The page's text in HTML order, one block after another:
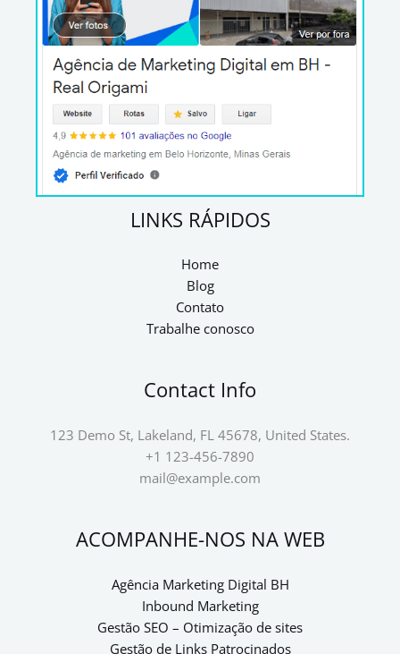
LINKS RÁPIDOS
Home
Blog
Contato
Trabalhe conosco
Contact Info
123 Demo St, Lakeland, FL 45678, United States.
+1 123-456-7890
mail@example.com
ACOMPANHE-NOS NA WEB
Agência Marketing Digital BH
Inbound Marketing
Gestão SEO – Otimização de sites
Gestão de Links Patrocinados